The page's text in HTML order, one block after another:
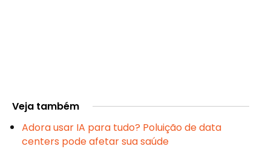
Veja também
Adora usar IA para tudo? Poluição de data
centers pode afetar sua saúde